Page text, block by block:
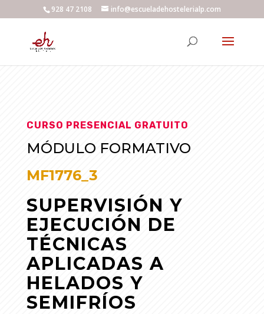
928 47 2108 info@escueladehostelerialp.com
CURSO PRESENCIAL GRATUITO
MÓDULO FORMATIVO
MF1776_3
SUPERVISIÓN Y
EJECUCIÓN DE
TÉCNICAS
APLICADAS A
HELADOS Y
SEMIFRÍOS